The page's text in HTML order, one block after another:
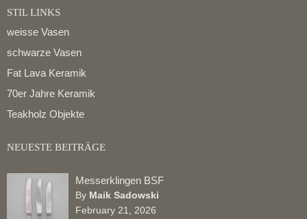
STIL LINKS
weisse Vasen
schwarze Vasen
Fat Lava Keramik
70er Jahre Keramik
Teakholz Objekte
NEUESTE BEITRÄGE
Messerklingen BSF
By Maik Sadowski
February 21, 2026